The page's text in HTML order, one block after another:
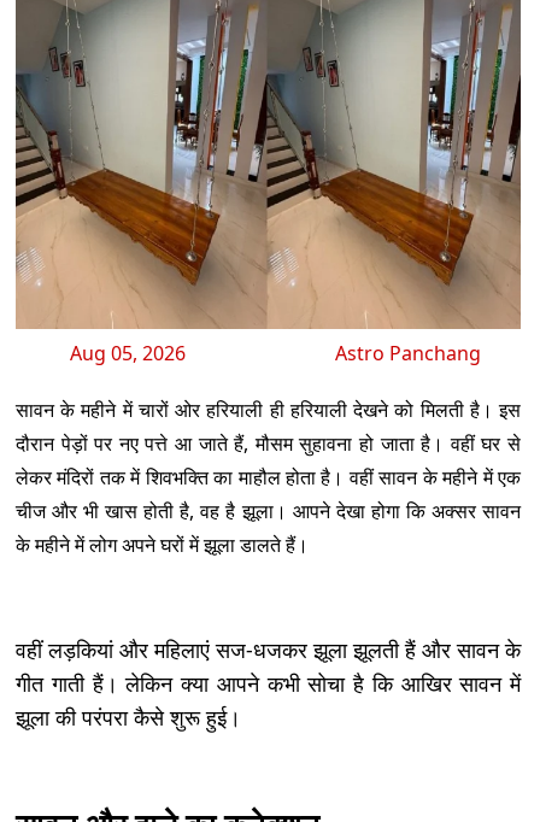
Aug 05, 2026 Astro Panchang
सावन के महीने में चारों ओर हरियाली ही हरियाली देखने को मिलती है। इस
दौरान पेड़ों पर नए पत्ते आ जाते हैं, मौसम सुहावना हो जाता है। वहीं घर से
लेकर मंदिरों तक में शिवभक्ति का माहौल होता है। वहीं सावन के महीने में एक
चीज और भी खास होती है, वह है झूला। आपने देखा होगा कि अक्सर सावन
के महीने में लोग अपने घरों में झूला डालते हैं।
वहीं लड़कियां और महिलाएं सज-धजकर झूला झूलती हैं और सावन के
गीत गाती हैं। लेकिन क्या आपने कभी सोचा है कि आखिर सावन में
झूला की परंपरा कैसे शुरू हुई।